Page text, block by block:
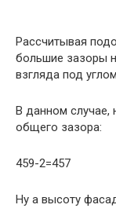
Рассчитывая
большие зазоры
взгляда под
В данном случае,
общего зазора:
459-2=457
Ну а высоту